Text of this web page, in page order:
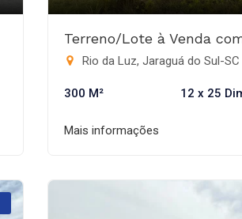
Terreno/Lote à Venda
Rio da Luz, Jaraguá do Sul-SC
300 M² 12 x 25
Mais informações